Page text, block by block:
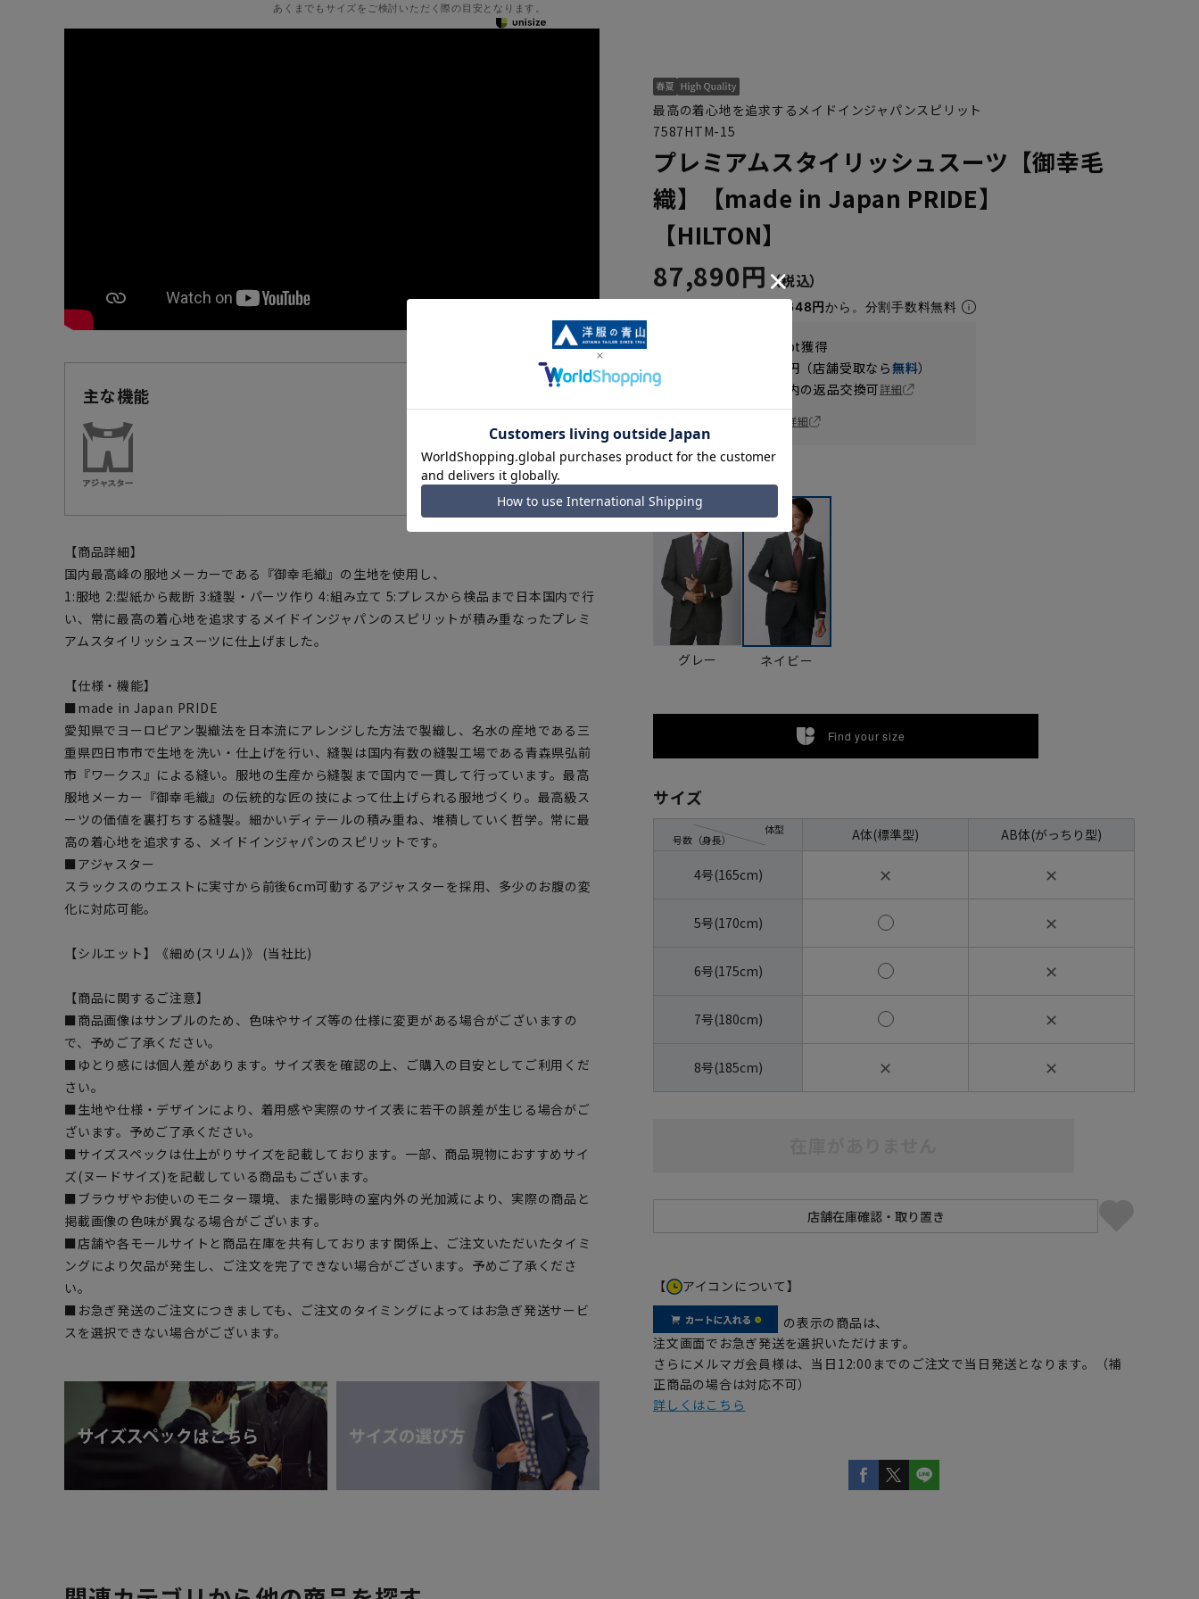
あくまでもサイズをご検討いただく際の目安となります。
主な機能
【商品詳細】
国内最高峰の服地メーカーである『御幸毛織』の生地を使用し、
1:服地 2:型紙から裁断 3:縫製・パーツ作り 4:組み立て 5:プレスから検品まで日本国内で行
い、常に最高の着心地を追求するメイドインジャパンのスピリットが積み重なったプレミ
アムスタイリッシュスーツに仕上げました。
【仕様・機能】
■made in Japan PRIDE
愛知県でヨーロピアン製織法を日本流にアレンジした方法で製織し、名水の産地である三
重県四日市市で生地を洗い・仕上げを行い、縫製は国内有数の縫製工場である青森県弘前
市『ワークス』による縫い。服地の生産から縫製まで国内で一貫して行っています。最高
服地メーカー『御幸毛織』の伝統的な匠の技によって仕上げられる服地づくり。最高級ス
ーツの価値を裏打ちする縫製。細かいディテールの積み重ね、堆積していく哲学。常に最
高の着心地を追求する、メイドインジャパンのスピリットです。
■アジャスター
スラックスのウエストに実寸から前後6cm可動するアジャスターを採用、多少のお腹の変
化に対応可能。
【シルエット】《細め(スリム)》 (当社比)
【商品に関するご注意】
■商品画像はサンプルのため、色味やサイズ等の仕様に変更がある場合がございますの
で、予めご了承ください。
■ゆとり感には個人差があります。サイズ表を確認の上、ご購入の目安としてご利用くだ
さい。
■生地や仕様・デザインにより、着用感や実際のサイズ表に若干の誤差が生じる場合がご
ざいます。予めご了承ください。
■サイズスペックは仕上がりサイズを記載しております。一部、商品現物におすすめサイ
ズ(ヌードサイズ)を記載している商品もございます。
■ブラウザやお使いのモニター環境、また撮影時の室内外の光加減により、実際の商品と
掲載画像の色味が異なる場合がございます。
■店舗や各モールサイトと商品在庫を共有しております関係上、ご注文いただいたタイミ
ングにより欠品が発生し、ご注文を完了できない場合がございます。予めご了承くださ
い。
■お急ぎ発送のご注文につきましても、ご注文のタイミングによってはお急ぎ発送サービ
スを選択できない場合がございます。
最高の着心地を追求するメイドインジャパンスピリット
7587HTM-15
プレミアムスタイリッシュスーツ【御幸毛
織】【made in Japan PRIDE】
【HILTON】
87,890円
月々14,648円から。分割手数料無料
pt獲得
円（店舗受取なら無料）
日以内の返品交換可詳細
一部対象外商品あり
詳細
カラー
グレー ネイビー
Find your size
サイズ
号数（身長）
体型 A体(標準型) AB体(がっちり型)
4号(165cm) ✕ ✕
5号(170cm) ✕
6号(175cm) ✕
7号(180cm) ✕
8号(185cm) ✕ ✕
【 アイコンについて】
の表示の商品は、
注文画面でお急ぎ発送を選択いただけます。
さらにメルマガ会員様は、当日12:00までのご注文で当日発送となります。（補
正商品の場合は対応不可）
詳しくはこちら